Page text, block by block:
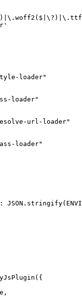
loader"
loader"
url-loader"
loader"